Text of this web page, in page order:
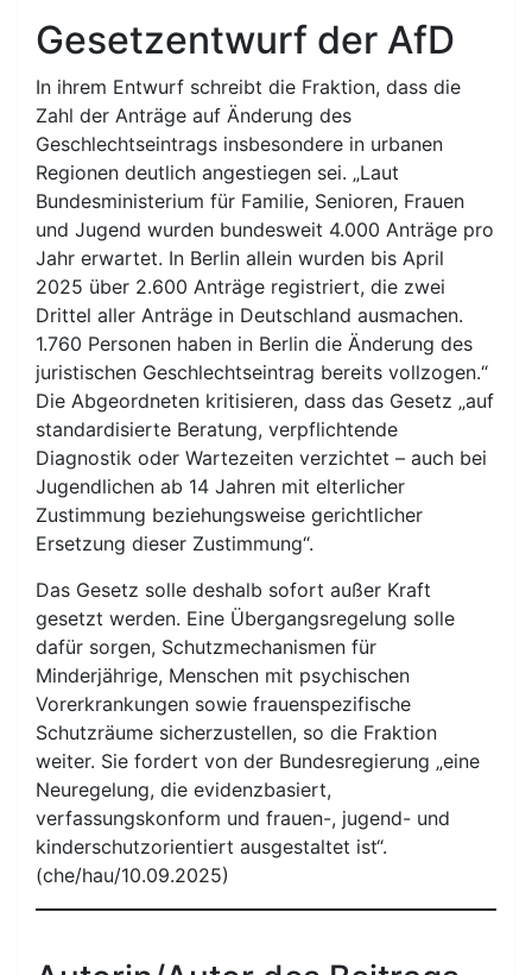
Gesetzentwurf der AfD
In ihrem Entwurf schreibt die Fraktion, dass die
Zahl der Anträge auf Änderung des
Geschlechtseintrags insbesondere in urbanen
Regionen deutlich angestiegen sei. „Laut
Bundesministerium für Familie, Senioren, Frauen
und Jugend wurden bundesweit 4.000 Anträge pro
Jahr erwartet. In Berlin allein wurden bis April
2025 über 2.600 Anträge registriert, die zwei
Drittel aller Anträge in Deutschland ausmachen.
1.760 Personen haben in Berlin die Änderung des
juristischen Geschlechtseintrag bereits vollzogen.“
Die Abgeordneten kritisieren, dass das Gesetz „auf
standardisierte Beratung, verpflichtende
Diagnostik oder Wartezeiten verzichtet – auch bei
Jugendlichen ab 14 Jahren mit elterlicher
Zustimmung beziehungsweise gerichtlicher
Ersetzung dieser Zustimmung“.
Das Gesetz solle deshalb sofort außer Kraft
gesetzt werden. Eine Übergangsregelung solle
dafür sorgen, Schutzmechanismen für
Minderjährige, Menschen mit psychischen
Vorerkrankungen sowie frauenspezifische
Schutzräume sicherzustellen, so die Fraktion
weiter. Sie fordert von der Bundesregierung „eine
Neuregelung, die evidenzbasiert,
verfassungskonform und frauen-, jugend- und
kinderschutzorientiert ausgestaltet ist“.
(che/hau/10.09.2025)